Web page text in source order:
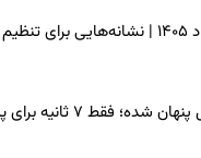
فال شمع امروز چهارشنبه ۱۴ مرداد
پیداکردنش فرصت دارید